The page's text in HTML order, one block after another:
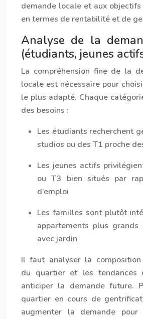
demande locale et aux objectifs
en termes de rentabilité et de
Analyse de la
(étudiants, jeunes
La compréhension fine de la
locale est nécessaire pour
le plus adapté. Chaque
des besoins :
Les étudiants recherchent
studios ou des T1 proche
Les jeunes actifs
ou T3 bien situés par
d’emploi
Les familles sont plutôt
appartements plus grands
avec jardin
Il faut analyser la composition
du quartier et les tendances
anticiper la demande future.
quartier en cours de
augmenter la demande